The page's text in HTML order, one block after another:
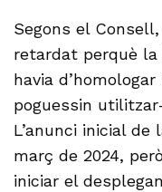
Segons el
retardat perquè la
havia
poguessin
L’anunci inicial de
març de 2024,
iniciar el